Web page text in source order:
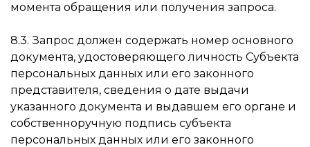
момента обращения или получения запроса.
8.3. Запрос должен содержать номер основного
документа, удостоверяющего личность Субъекта
персональных данных или его законного
представителя, сведения о дате выдачи
указанного документа и выдавшем его органе и
собственноручную подпись субъекта
персональных данных или его законного